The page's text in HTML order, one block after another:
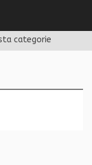
categorie